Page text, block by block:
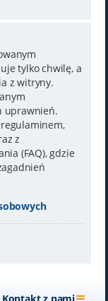
tylko chwilę, a
z witryny.
uprawnień.
z
(FAQ), gdzie
Kontakt z nami